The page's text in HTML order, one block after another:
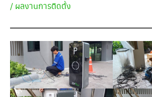
/ ผลงานการติดตั้ง